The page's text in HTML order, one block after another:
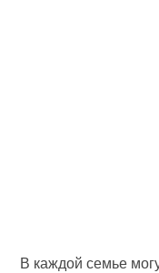
В каждой семье